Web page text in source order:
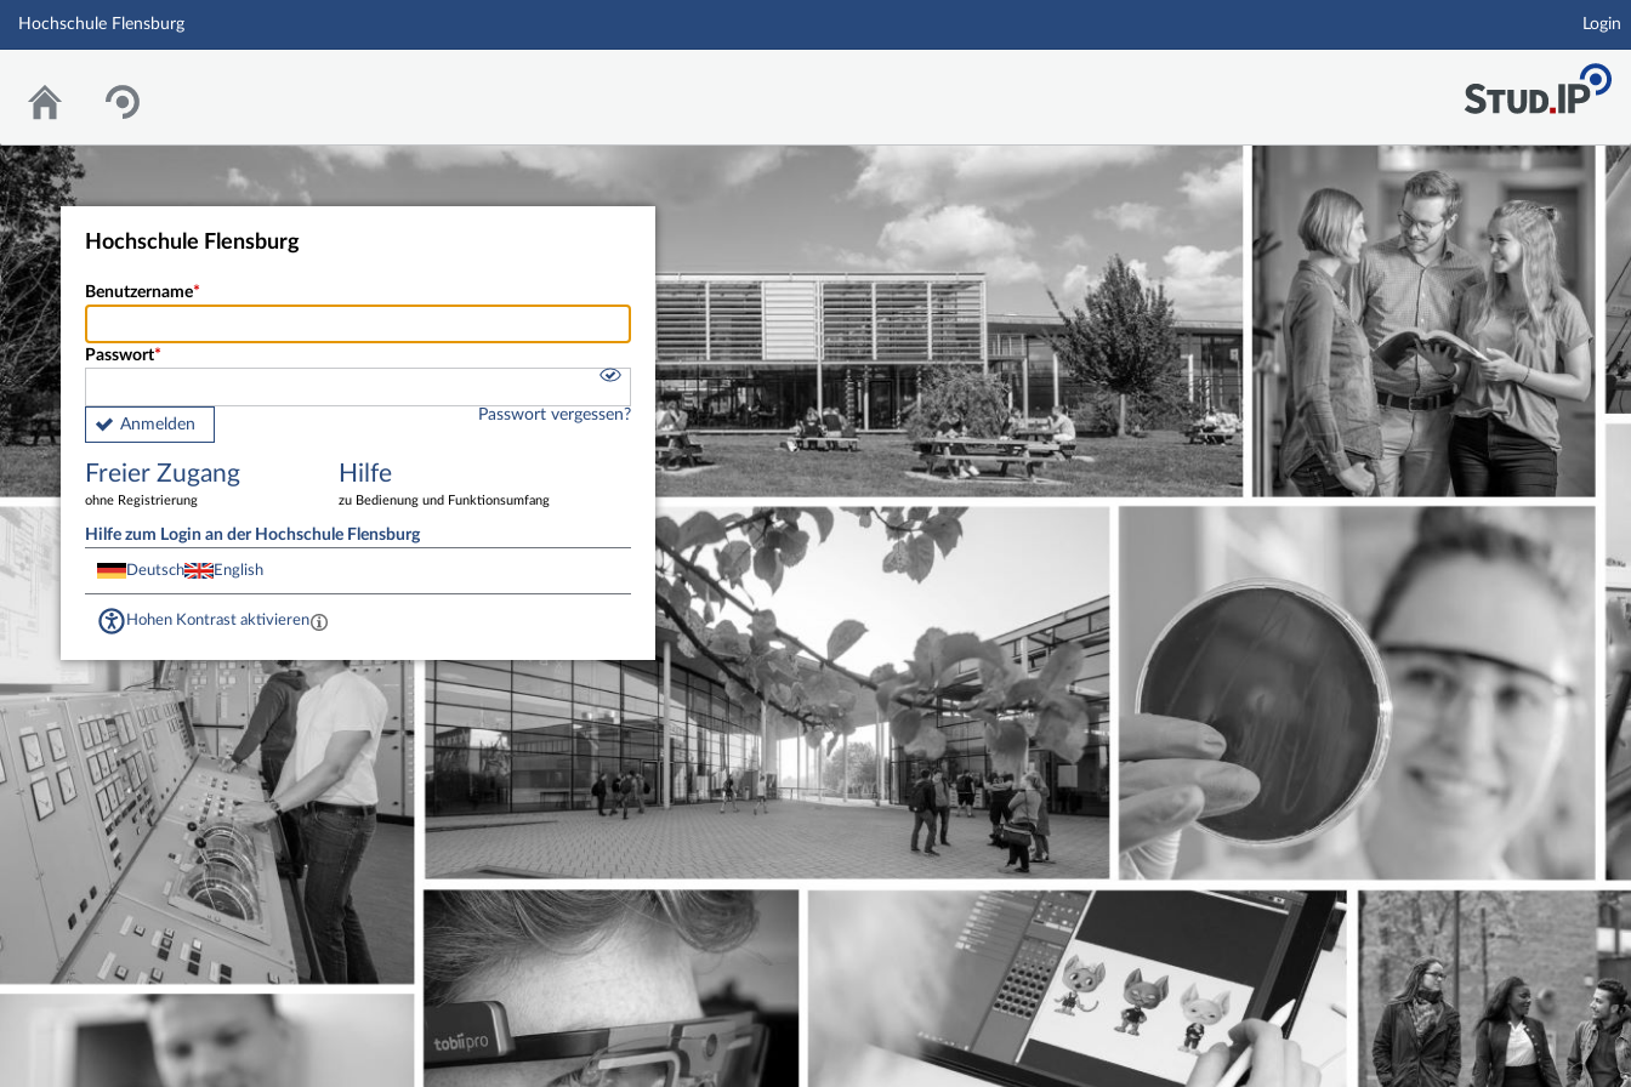
Hauptnavigation
Hochschule Flensburg Login
Hochschule Flensburg
Benutzername
Passwort
Anmelden
Passwort vergessen?
Freier Zugang
ohne Registrierung
Hilfe
zu Bedienung und Funktionsumfang
Hilfe zum Login an der Hochschule Flensburg
Deutsch English
Hohen Kontrast aktivieren